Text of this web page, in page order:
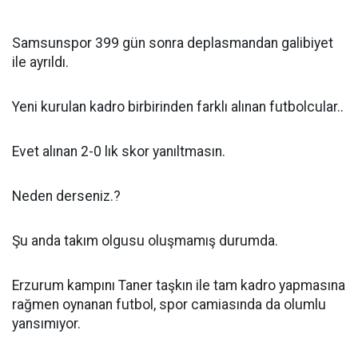
Samsunspor 399 gün sonra deplasmandan galibiyet
ile ayrıldı.
Yeni kurulan kadro birbirinden farklı alınan futbolcular..
Evet alınan 2-0 lık skor yanıltmasın.
Neden derseniz.?
Şu anda takım olgusu oluşmamış durumda.
Erzurum kampını Taner taşkın ile tam kadro yapmasına
rağmen oynanan futbol, spor camiasında da olumlu
yansımıyor.